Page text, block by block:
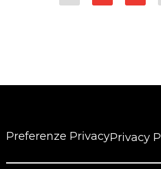
Preferenze PrivacyPrivacy